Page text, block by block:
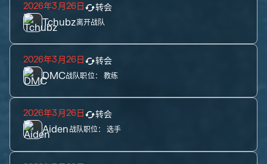
2026年3月26日 转会
Tchubz离开战队
2026年3月26日 转会
DMC战队职位： 教练
2026年3月26日 转会
Aiden战队职位： 选手